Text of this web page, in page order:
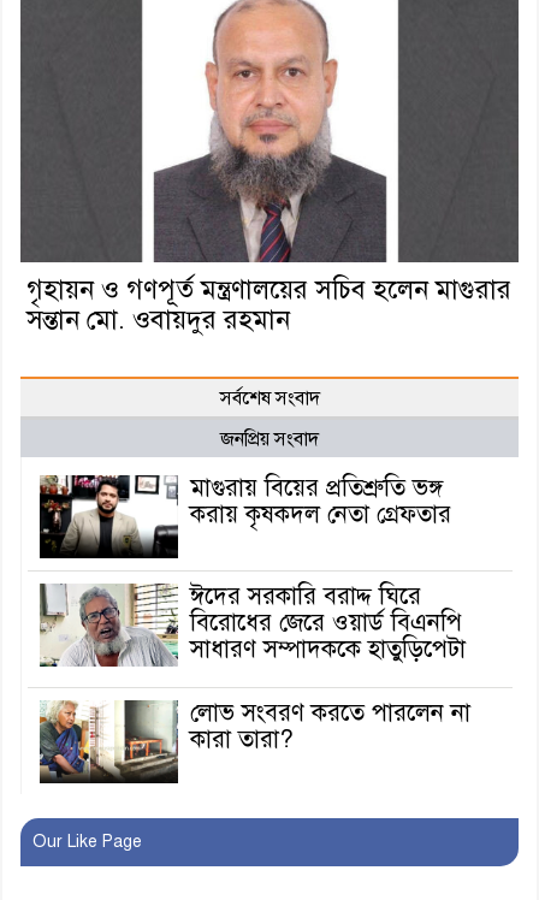
গৃহায়ন ও গণপূর্ত মন্ত্রণালয়ের সচিব হলেন মাগুরার
সন্তান মো. ওবায়দুর রহমান
সর্বশেষ সংবাদ
জনপ্রিয় সংবাদ
মাগুরায় বিয়ের প্রতিশ্রুতি ভঙ্গ
করায় কৃষকদল নেতা গ্রেফতার
ঈদের সরকারি বরাদ্দ ঘিরে
বিরোধের জেরে ওয়ার্ড বিএনপি
সাধারণ সম্পাদককে হাতুড়িপেটা
লোভ সংবরণ করতে পারলেন না
কারা তারা?
অনূর্ধ্ব-১৭ জাতীয় চ্যাম্পিয়ন মাগুরা
Our Like Page